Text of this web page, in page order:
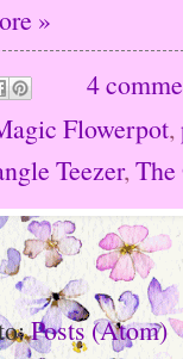
»
4
Flowerpot,
Teezer,
Posts (Atom)